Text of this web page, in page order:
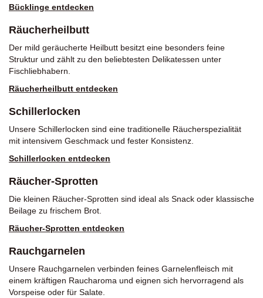
Bücklinge entdecken
Räucherheilbutt
Der mild geräucherte Heilbutt besitzt eine besonders feine
Struktur und zählt zu den beliebtesten Delikatessen unter
Fischliebhabern.
Räucherheilbutt entdecken
Schillerlocken
Unsere Schillerlocken sind eine traditionelle Räucherspezialität
mit intensivem Geschmack und fester Konsistenz.
Schillerlocken entdecken
Räucher-Sprotten
Die kleinen Räucher-Sprotten sind ideal als Snack oder klassische
Beilage zu frischem Brot.
Räucher-Sprotten entdecken
Rauchgarnelen
Unsere Rauchgarnelen verbinden feines Garnelenfleisch mit
einem kräftigen Raucharoma und eignen sich hervorragend als
Vorspeise oder für Salate.